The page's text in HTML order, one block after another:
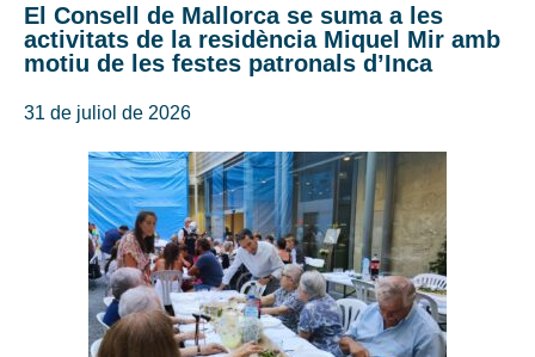
El Consell de Mallorca se suma a les
activitats de la residència Miquel Mir amb
motiu de les festes patronals d’Inca
31 de juliol de 2026